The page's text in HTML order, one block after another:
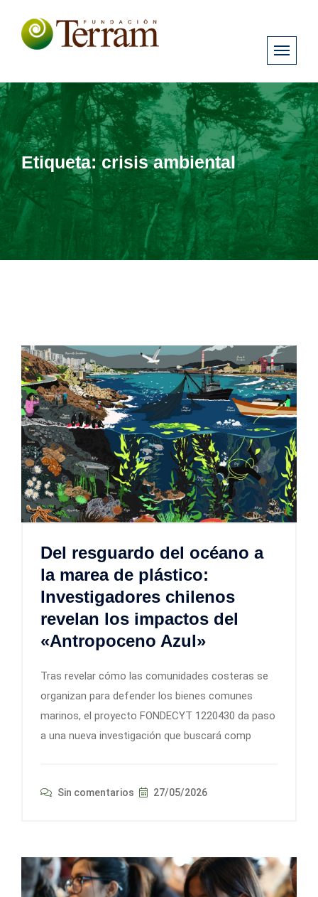
Etiqueta:crisis ambiental
Del resguardo del océano a
la marea de plástico:
Investigadores chilenos
revelan los impactos del
«Antropoceno Azul»
Tras revelar cómo las comunidades costeras se
organizan para defender los bienes comunes
marinos, el proyecto FONDECYT 1220430 da paso
a una nueva investigación que buscará comp
Sin comentarios 27/05/2026